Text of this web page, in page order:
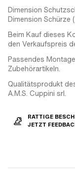
Dimension
Dimension Schürze
Beim Kauf dieses
den Verkaufspreis
Passendes
Zubehörartikeln.
Qualitätsprodukt
A.M.S. Cuppini srl.
RATTIGE
JETZT